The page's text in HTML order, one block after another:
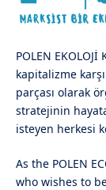
POLEN
kapitalizme
parçası olarak
stratejinin
isteyen herkesi
As the POLEN
who wishes to